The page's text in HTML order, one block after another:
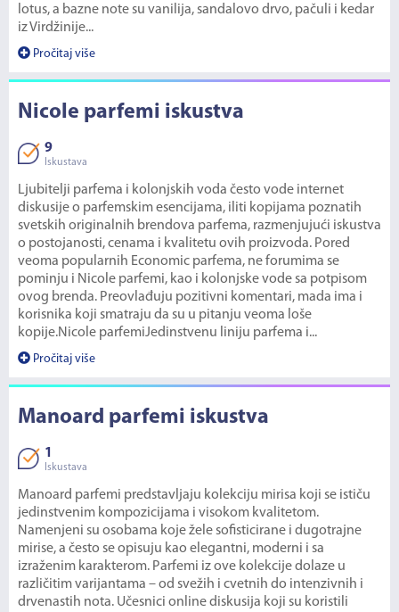
lotus, a bazne note su vanilija, sandalovo drvo, pačuli i kedar
iz Virdžinije...
Pročitaj više
Nicole parfemi iskustva
9
Iskustava
Ljubitelji parfema i kolonjskih voda često vode internet
diskusije o parfemskim esencijama, iliti kopijama poznatih
svetskih originalnih brendova parfema, razmenjujući iskustva
o postojanosti, cenama i kvalitetu ovih proizvoda. Pored
veoma popularnih Economic parfema, ne forumima se
pominju i Nicole parfemi, kao i kolonjske vode sa potpisom
ovog brenda. Preovlađuju pozitivni komentari, mada ima i
korisnika koji smatraju da su u pitanju veoma loše
kopije.Nicole parfemiJedinstvenu liniju parfema i...
Pročitaj više
Manoard parfemi iskustva
1
Iskustava
Manoard parfemi predstavljaju kolekciju mirisa koji se ističu
jedinstvenim kompozicijama i visokom kvalitetom.
Namenjeni su osobama koje žele sofisticirane i dugotrajne
mirise, a često se opisuju kao elegantni, moderni i sa
izraženim karakterom. Parfemi iz ove kolekcije dolaze u
različitim varijantama – od svežih i cvetnih do intenzivnih i
drvenastih nota. Učesnici online diskusija koji su koristili